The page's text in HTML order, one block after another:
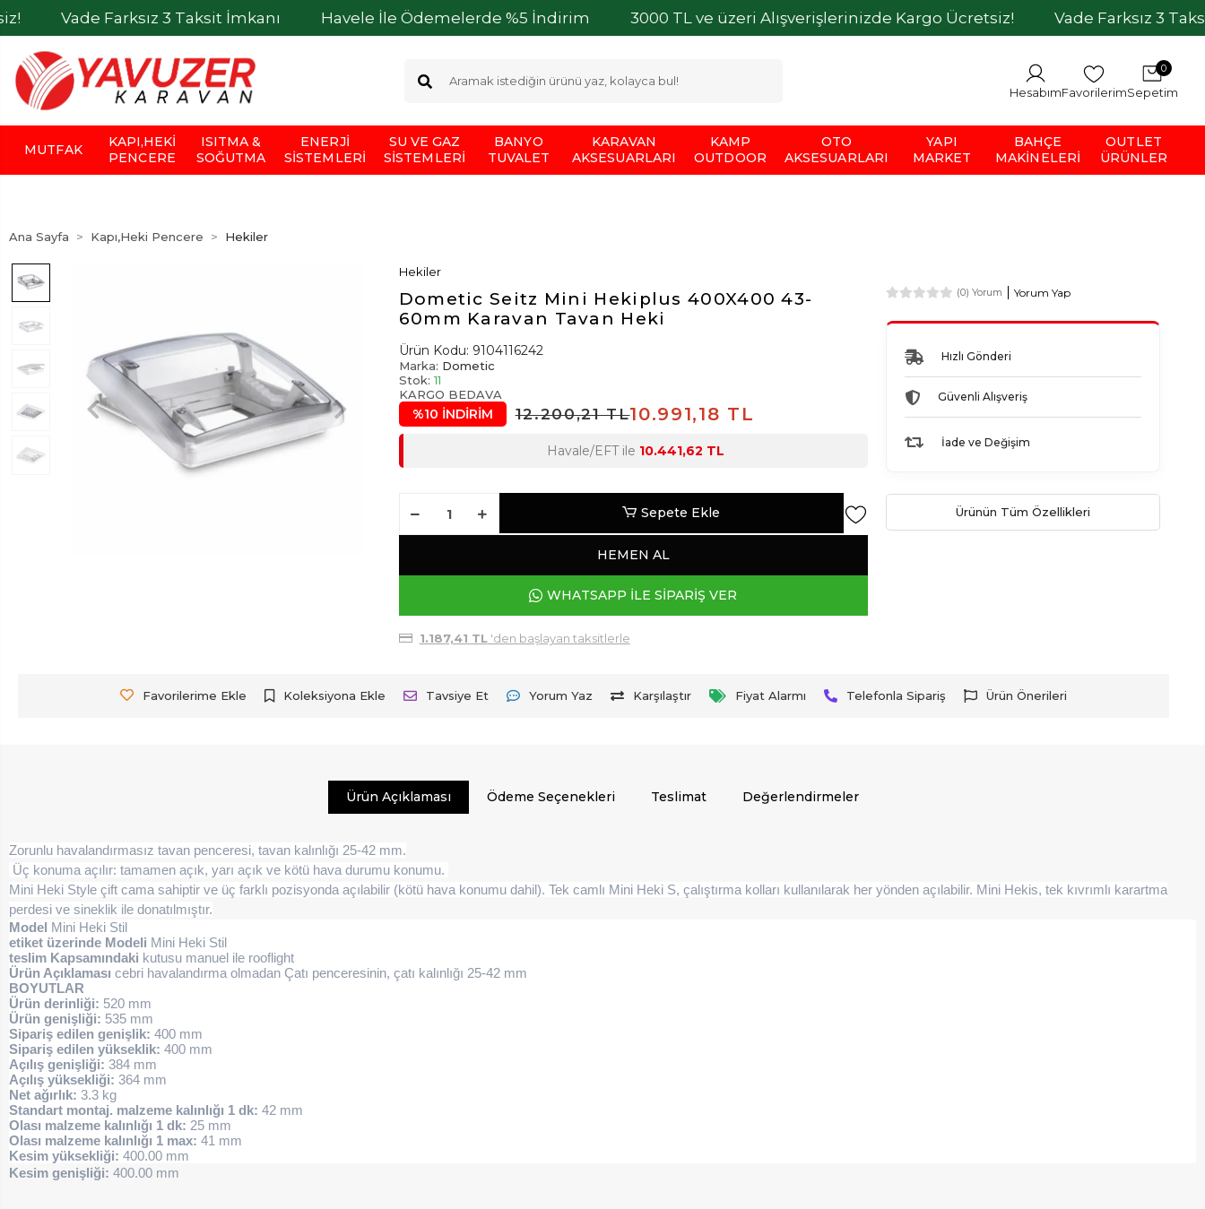
Farksız 3 Taksit İmkanı Havele İle Ödemelerde %5 İndirim 3000 TL ve üzeri Alışverişlerinizde Kargo Ücretsiz! Vade Farksız 3 Taksit İmkanı
HesabımFavorilerim
0
Sepetim
MUTFAK
KAPI,HEKI
PENCERE
ISITMA &
SOĞUTMA
ENERJI
SISTEMLERI
SU VE GAZ
SISTEMLERI
BANYO
TUVALET
KARAVAN
AKSESUARLARI
KAMP
OUTDOOR
OTO
AKSESUARLARI
YAPI
MARKET
BAHÇE
MAKINELERI
OUTLET
ÜRÜNLER
Ana Sayfa Kapı,Heki Pencere Hekiler
Hekiler
Dometic Seitz Mini Hekiplus 400X400 43-
60mm Karavan Tavan Heki
Ürün Kodu: 9104116242
Marka: Dometic
Stok: 11
KARGO BEDAVA
%10 İNDİRİM 12.200,21 TL10.991,18 TL
Havale/EFT ile 10.441,62 TL
Sepete Ekle
HEMEN AL
WHATSAPP İLE SİPARİŞ VER
1.187,41 TL'den başlayan taksitlerle
(0) Yorum Yorum Yap
Hızlı Gönderi
Güvenli Alışveriş
İade ve Değişim
Ürünün Tüm Özellikleri
Favorilerime Ekle Koleksiyona Ekle Tavsiye Et Yorum Yaz Karşılaştır Fiyat Alarmı Telefonla Sipariş Ürün Önerileri
Ürün Açıklaması Ödeme Seçenekleri Teslimat Değerlendirmeler
Zorunlu havalandırmasız tavan penceresi, tavan kalınlığı 25-42 mm.
Üç konuma açılır: tamamen açık, yarı açık ve kötü hava durumu konumu.
Mini Heki Style çift cama sahiptir ve üç farklı pozisyonda açılabilir (kötü hava konumu dahil). Tek camlı Mini Heki S, çalıştırma kolları kullanılarak her yönden açılabilir. Mini Hekis, tek kıvrımlı karartma
perdesi ve sineklik ile donatılmıştır.
Model Mini Heki Stil
etiket üzerinde Modeli Mini Heki Stil
teslim Kapsamındaki kutusu manuel ile rooflight
Ürün Açıklaması cebri havalandırma olmadan Çatı penceresinin, çatı kalınlığı 25-42 mm
BOYUTLAR
Ürün derinliği: 520 mm
Ürün genişliği: 535 mm
Sipariş edilen genişlik: 400 mm
Sipariş edilen yükseklik: 400 mm
Açılış genişliği: 384 mm
Açılış yüksekliği: 364 mm
Net ağırlık: 3.3 kg
Standart montaj. malzeme kalınlığı 1 dk: 42 mm
Olası malzeme kalınlığı 1 dk: 25 mm
Olası malzeme kalınlığı 1 max: 41 mm
Kesim yüksekliği: 400.00 mm
Kesim genişliği: 400.00 mm